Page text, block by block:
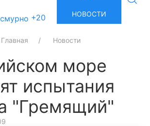
+20 НОВОСТИ
Главная Новости
море
испытания
"Гремящий"